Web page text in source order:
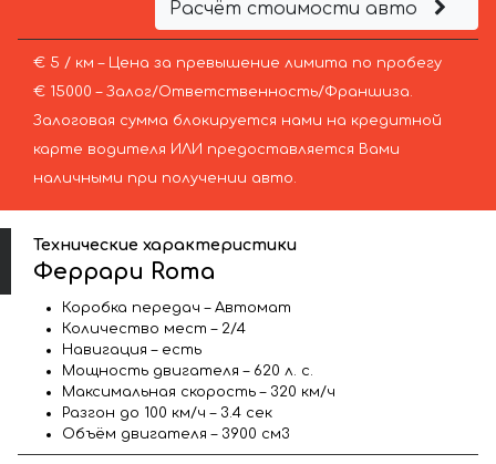
Расчёт стоимости авто
€ 5 / км – Цена за превышение лимита по пробегу
€ 15000 – Залог/Ответственность/Франшиза.
Залоговая сумма блокируется нами на кредитной
карте водителя ИЛИ предоставляется Вами
наличными при получении авто.
Технические характеристики
Феррари Roma
Коробка передач – Автомат
Количество мест – 2/4
Навигация – есть
Мощность двигателя – 620 л. с.
Максимальная скорость – 320 км/ч
Разгон до 100 км/ч – 3.4 сек
Объём двигателя – 3900 см3